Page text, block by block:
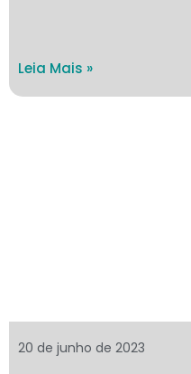
Leia Mais »
20 de junho de 2023